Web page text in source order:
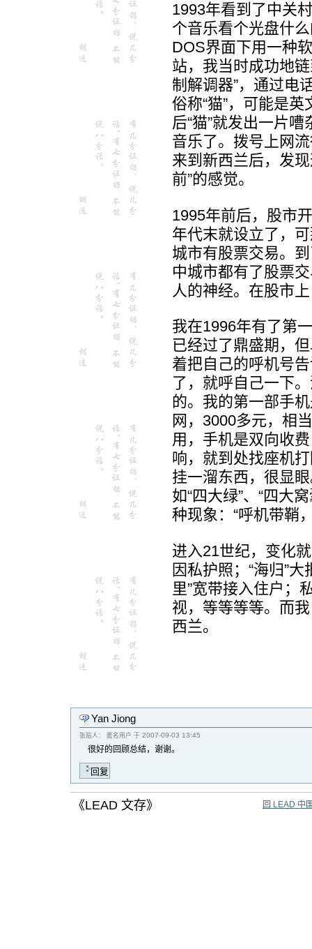
1993年看到了中关
个音乐看个光盘什
DOS界面下用一种
站，我当时成功地
制解调器”，通过电
俗称“猫”，可能是
后“猫”就发出一片
音乐了。拨号上网
来到新西兰后，发
前”的感觉。
1995年前后，股市
年代末就设立了，
城市有股票交易。
中城市都有了股票
人的神经。在股市
我在1996年有了第
已经过了鼎盛期，
着把自己的呼机号
了，就呼自己一下
的。我的第一部手
网，3000多元，相
用，手机是双向收
响，就到处找座机
挂一溜东西，很显
如“四大绿”、“四大
种现象：“呼机带鞘
进入21世纪，变化
因私护照；“海归”
里”宽带接入住户；
视，等等等等。而
西兰。
Yan Jiong
张贴人： 匿名用户 于 2007-09-03 13:45
很好的回顾总结，谢谢。
《LEAD 文存》 回 LEAD 中